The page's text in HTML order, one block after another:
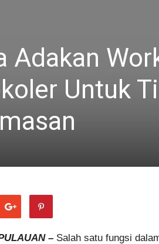
Adakan
Untuk
– Salah satu fungsi